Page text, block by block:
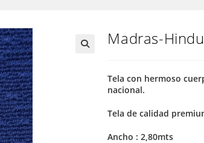
Madras-
Tela con hermoso
nacional.
Tela de calidad
Ancho : 2,80mts